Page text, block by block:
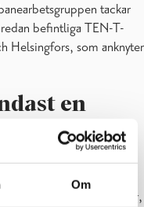
Om
tackar
befintliga TEN-T-
Helsingfors, som anknyter
en
är inte bara en järnväg,